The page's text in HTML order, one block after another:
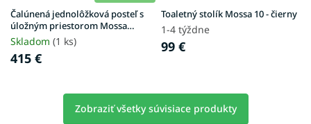
Čalúnená jednolôžková posteľ s
úložným priestorom Mossa
120x200 - sivá
Skladom (1 ks)
415 €
Toaletný stolík Mossa 10 - čierny
1-4 týždne
99 €
Zobraziť všetky súvisiace produkty